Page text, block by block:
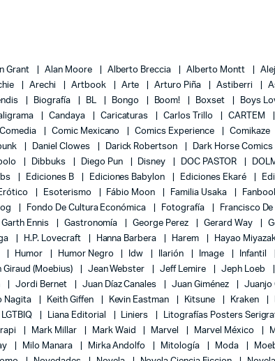
Grant Alan Moore Alberto Breccia Alberto Montt
Arechi Artbook Arte Arturo Piña Astiberri
Biografía BL Bongo Boom! Boxset Boys
Candaya Caricaturas Carlos Trillo CARTEM
Comedia Comic Mexicano Comics Experience Comikaze
Daniel Clowes Darick Robertson Dark Horse Comics
Dibbuks Diego Pun Disney DOC PASTOR
Ediciones B Ediciones Babylon Ediciones Ekaré
Esoterismo Fábio Moon Familia Usaka
Fondo De Cultura Económica Fotografía Francisco
Garth Ennis Gastronomía George Perez Gerard Way
H.P. Lovecraft Hanna Barbera Harem Hayao
Humor Humor Negro Idw Ilarión Image Infantil
Giraud (Moebius) Jean Webster Jeff Lemire Jeph Loeb
Jordi Bernet Juan Díaz Canales Juan Giménez Juanjo
Nagita Keith Giffen Kevin Eastman Kitsune Kraken
LGTBIQ Liana Editorial Liniers Litografías Posters
Mark Millar Mark Waid Marvel Marvel México
Milo Manara Mirka Andolfo Mitología Moda